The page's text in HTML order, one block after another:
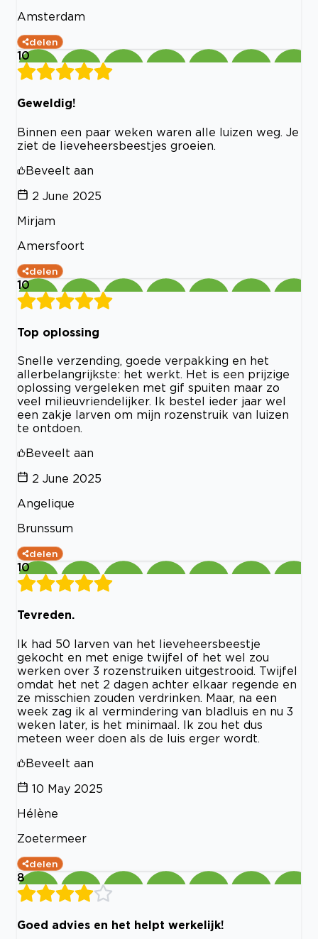
Amsterdam
delen
10
Geweldig!
Binnen een paar weken waren alle luizen weg. Je
ziet de lieveheersbeestjes groeien.
Beveelt aan
2 June 2025
Mirjam
Amersfoort
delen
10
Top oplossing
Snelle verzending, goede verpakking en het
allerbelangrijkste: het werkt. Het is een prijzige
oplossing vergeleken met gif spuiten maar zo
veel milieuvriendelijker. Ik bestel ieder jaar wel
een zakje larven om mijn rozenstruik van luizen
te ontdoen.
Beveelt aan
2 June 2025
Angelique
Brunssum
delen
10
Tevreden.
Ik had 50 larven van het lieveheersbeestje
gekocht en met enige twijfel of het wel zou
werken over 3 rozenstruiken uitgestrooid. Twijfel
omdat het net 2 dagen achter elkaar regende en
ze misschien zouden verdrinken. Maar, na een
week zag ik al vermindering van bladluis en nu 3
weken later, is het minimaal. Ik zou het dus
meteen weer doen als de luis erger wordt.
Beveelt aan
10 May 2025
Hélène
Zoetermeer
delen
8
Goed advies en het helpt werkelijk!